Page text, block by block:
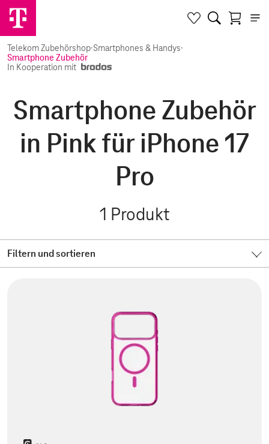
Telekom Zubehörshop·Smartphones & Handys·
Smartphone Zubehör
In Kooperation mit
Smartphone Zubehör
in Pink für iPhone 17
Pro
1 Produkt
Filtern und sortieren